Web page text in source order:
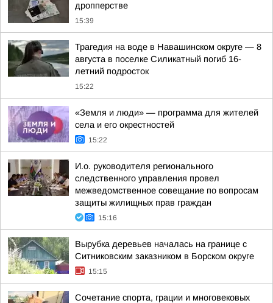
дропперстве
15:39
Трагедия на воде в Навашинском округе — 8
августа в поселке Силикатный погиб 16-
летний подросток
15:22
«Земля и люди» — программа для жителей
села и его окрестностей
15:22
И.о. руководителя регионального
следственного управления провел
межведомственное совещание по вопросам
защиты жилищных прав граждан
15:16
Вырубка деревьев началась на границе с
Ситниковским заказником в Борском округе
15:15
Сочетание спорта, грации и многовековых